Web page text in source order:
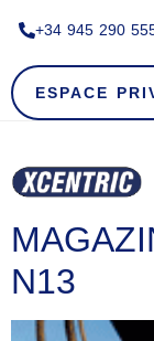
+34 945 290
ESPACE
N13